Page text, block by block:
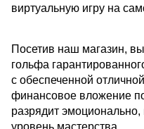
виртуальную игру на
Посетив наш магазин,
гольфа
с обеспеченной
финансовое вложение
разрядит